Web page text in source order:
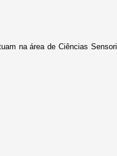
na área de Ciências